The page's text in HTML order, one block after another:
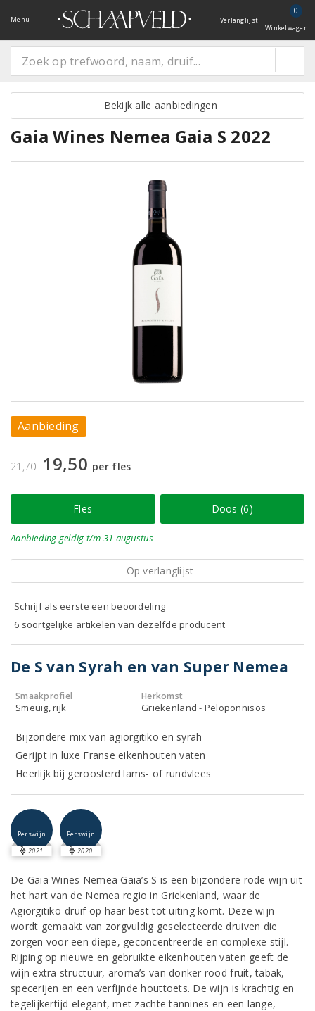
Menu Verlanglijst
0
Winkelwagen
Bekijk alle aanbiedingen
Gaia Wines Nemea Gaia S 2022
Aanbieding
21,70 19,50 per fles
Fles Doos (6)
Aanbieding geldig t/m 31 augustus
Op verlanglijst
Schrijf als eerste een beoordeling
6 soortgelijke artikelen van dezelfde producent
De S van Syrah en van Super Nemea
Smaakprofiel
Smeuïg, rijk
Herkomst
Griekenland - Peloponnisos
Bijzondere mix van agiorgitiko en syrah
Gerijpt in luxe Franse eikenhouten vaten
Heerlijk bij geroosterd lams- of rundvlees
Perswijn
2021
Perswijn
2020
De Gaia Wines Nemea Gaia’s S is een bijzondere rode wijn uit
het hart van de Nemea regio in Griekenland, waar de
Agiorgitiko-druif op haar best tot uiting komt. Deze wijn
wordt gemaakt van zorgvuldig geselecteerde druiven die
zorgen voor een diepe, geconcentreerde en complexe stijl.
Rijping op nieuwe en gebruikte eikenhouten vaten geeft de
wijn extra structuur, aroma’s van donker rood fruit, tabak,
specerijen en een verfijnde houttoets. De wijn is krachtig en
tegelijkertijd elegant, met zachte tannines en een lange,